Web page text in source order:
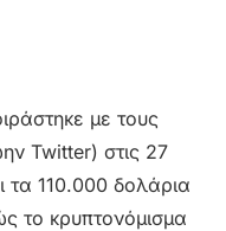
με τους
Twitter) στις 27
τα 110.000 δολάρια
το κρυπτονόμισμα